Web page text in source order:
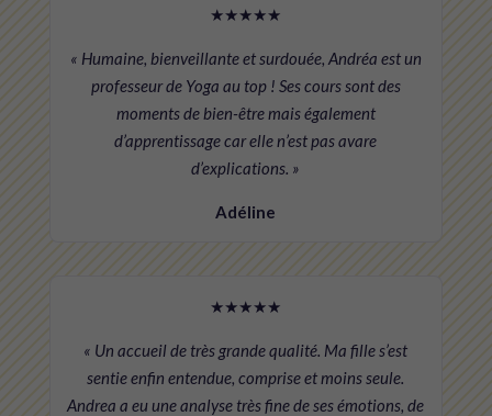
★★★★★
« Humaine, bienveillante et surdouée, Andréa est un
professeur de Yoga au top ! Ses cours sont des
moments de bien-être mais également
d’apprentissage car elle n’est pas avare
d’explications. »
Adéline
★★★★★
« Un accueil de très grande qualité. Ma fille s’est
sentie enfin entendue, comprise et moins seule.
Andrea a eu une analyse très fine de ses émotions, de